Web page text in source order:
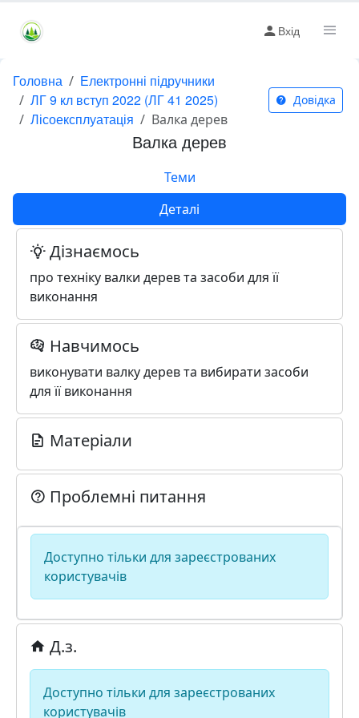
Вхід
Головна
Електронні підручники
ЛГ 9 кл вступ 2022 (ЛГ 41 2025)
Лісоексплуатація
Валка дерев
Довідка
Валка дерев
Теми
Деталі
Дізнаємось
про техніку валки дерев та засоби для її
виконання
Навчимось
виконувати валку дерев та вибирати засоби
для її виконання
Матеріали
Проблемні питання
Доступно тільки для зареєстрованих
користувачів
Д.з.
Доступно тільки для зареєстрованих
користувачів